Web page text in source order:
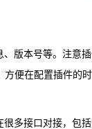
版本号等。注意插
便在配置插件的时
多接口对接，包